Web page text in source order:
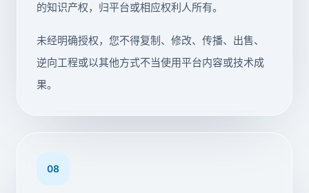
的知识产权，归平台或相应权利人所有。
未经明确授权，您不得复制、修改、传播、出售、
逆向工程或以其他方式不当使用平台内容或技术成
果。
08